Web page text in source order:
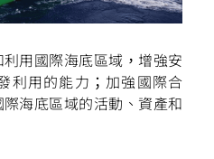
用國際海底區域，增強安
利用的能力；加強國際合
海底區域的活動、資產和